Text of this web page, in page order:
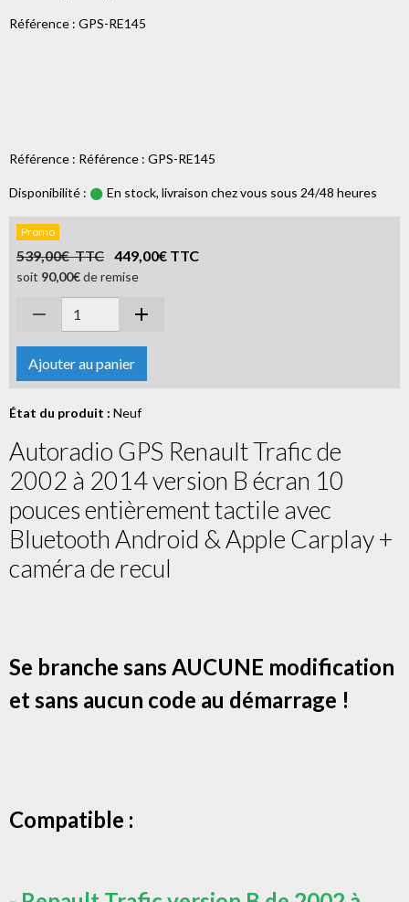
Référence : GPS-RE145
Référence : Référence : GPS-RE145
Disponibilité : En stock, livraison chez vous sous 24/48 heures
Promo
539,00€ TTC 449,00€ TTC
soit 90,00€de remise
Ajouter au panier
État du produit : Neuf
Autoradio GPS Renault Trafic de
2002 à 2014 version B écran 10
pouces entièrement tactile avec
Bluetooth Android & Apple Carplay +
caméra de recul
Se branche sans AUCUNE modification
et sans aucun code au démarrage !
Compatible :